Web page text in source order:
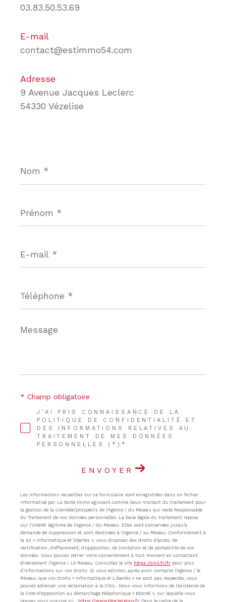
03.83.50.53.69
E-mail
contact@estimmo54.com
Adresse
9 Avenue Jacques Leclerc
54330 Vézelise
*
*
mail
*
*
Message
*
J'AI PRIS CONNAISSANCE DE LA
POLITIQUE DE CONFIDENTIALITÉ ET
DES INFORMATIONS RELATIVES AU
TRAITEMENT DE MES DONNÉES
PERSONNELLES (*)*
* Champ obligatoire
ENVOYER
Les informations recueillies sur ce formulaire sont enregistrées dans un fichier
informatisé par La Boite Immo agissant comme Sous-traitant du traitement pour
la gestion de la clientèle/prospects de l'Agence / du Réseau qui reste Responsable
du Traitement de vos Données personnelles. La base légale du traitement repose
sur l'intérêt légitime de l'Agence / du Réseau. Elles sont conservées jusqu'à
demande de suppression et sont destinées à l'Agence / au Réseau. Conformément à
la loi « informatique et libertés », vous disposez des droits d’accès, de
rectification, d’effacement, d’opposition, de limitation et de portabilité de vos
données. Vous pouvez retirer votre consentement à tout moment en contactant
directement l’Agence / Le Réseau. Consultez le site https://cnil.fr/fr pour plus
d’informations sur vos droits. Si vous estimez, après avoir contacté l'Agence / le
Réseau, que vos droits « Informatique et Libertés » ne sont pas respectés, vous
pouvez adresser une réclamation à la CNIL. Nous vous informons de l’existence de
la liste d'opposition au démarchage téléphonique « Bloctel », sur laquelle vous
pouvez vous inscrire ici : https://www.bloctel.gouv.fr. Dans le cadre de la